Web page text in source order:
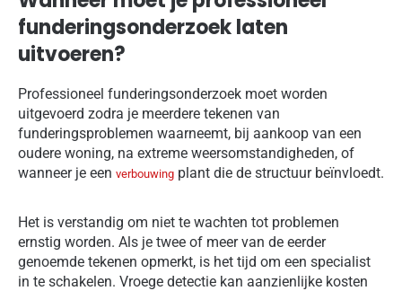
funderingsonderzoek laten
uitvoeren?
Professioneel funderingsonderzoek moet worden
uitgevoerd zodra je meerdere tekenen van
funderingsproblemen waarneemt, bij aankoop van een
oudere woning, na extreme weersomstandigheden, of
wanneer je een verbouwing plant die de structuur beïnvloedt.
Het is verstandig om niet te wachten tot problemen
ernstig worden. Als je twee of meer van de eerder
genoemde tekenen opmerkt, is het tijd om een specialist
in te schakelen. Vroege detectie kan aanzienlijke kosten